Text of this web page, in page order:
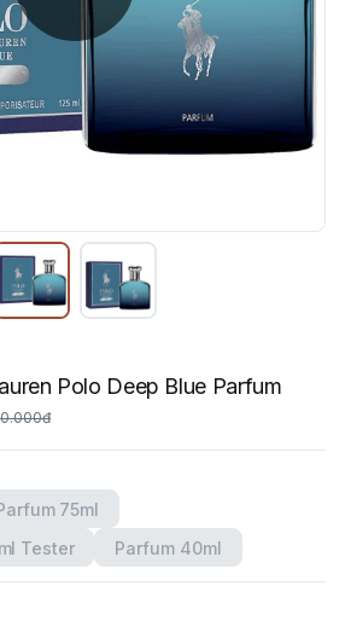
Polo Deep Blue Parfum
75ml
Tester
Parfum 40ml